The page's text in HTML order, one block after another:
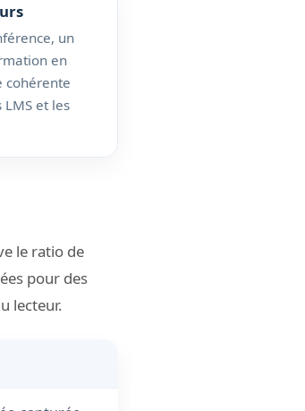
un
en
cohérente
et les
le ratio de
pour des
lecteur.